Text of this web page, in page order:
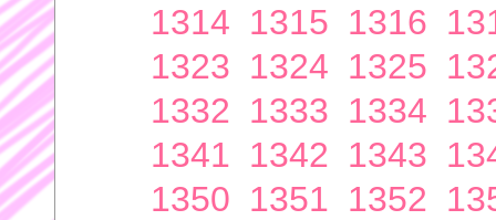
1314 1315 1316
1323 1324 1325
1332 1333 1334
1341 1342 1343
1350 1351 1352